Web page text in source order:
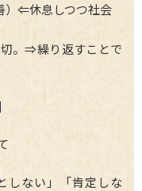
）⇐休息しつつ社会
。⇒繰り返すことで
しない」「肯定しな